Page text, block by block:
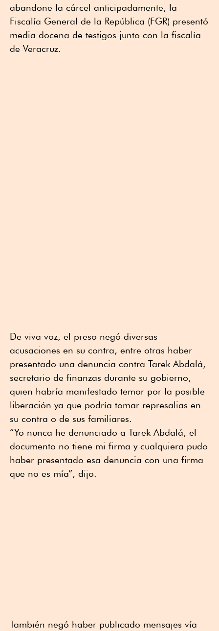
abandone la cárcel anticipadamente, la
Fiscalía General de la República (FGR) presentó
media docena de testigos junto con la fiscalía
de Veracruz.
De viva voz, el preso negó diversas
acusaciones en su contra, entre otras haber
presentado una denuncia contra Tarek Abdalá,
secretario de finanzas durante su gobierno,
quien habría manifestado temor por la posible
liberación ya que podría tomar represalias en
su contra o de sus familiares.
“Yo nunca he denunciado a Tarek Abdalá, el
documento no tiene mi firma y cualquiera pudo
haber presentado esa denuncia con una firma
que no es mía”, dijo.
También negó haber publicado mensajes vía